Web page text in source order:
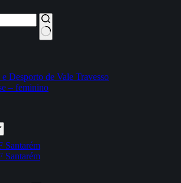
Desporto de Vale Travesso
– feminino
Santarém
Santarém